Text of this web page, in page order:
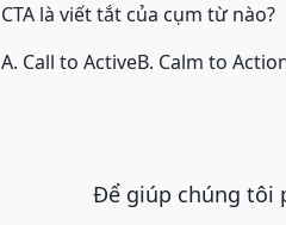
CTA là viết tắt của cụm từ nào?
A. Call to ActiveB. Calm to
Để giúp chúng tôi